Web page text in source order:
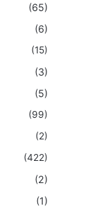
(65)
(6)
(15)
(3)
(5)
(99)
(2)
(422)
(2)
(1)